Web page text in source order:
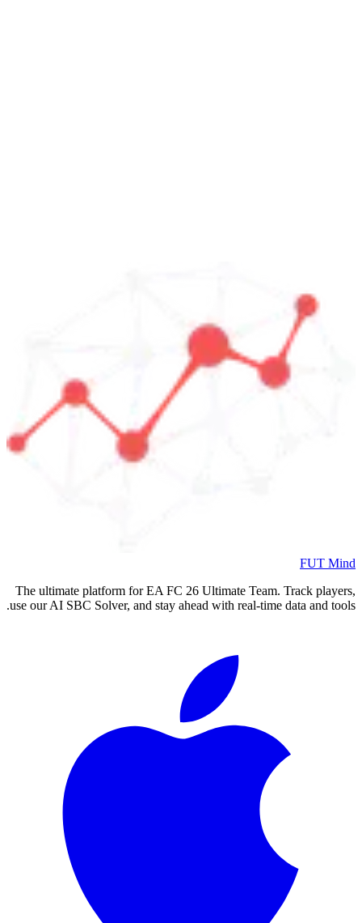
FUT Mind
The ultimate platform for EA FC 26 Ultimate Team. Track players,
use our AI SBC Solver, and stay ahead with real-time data and tools.